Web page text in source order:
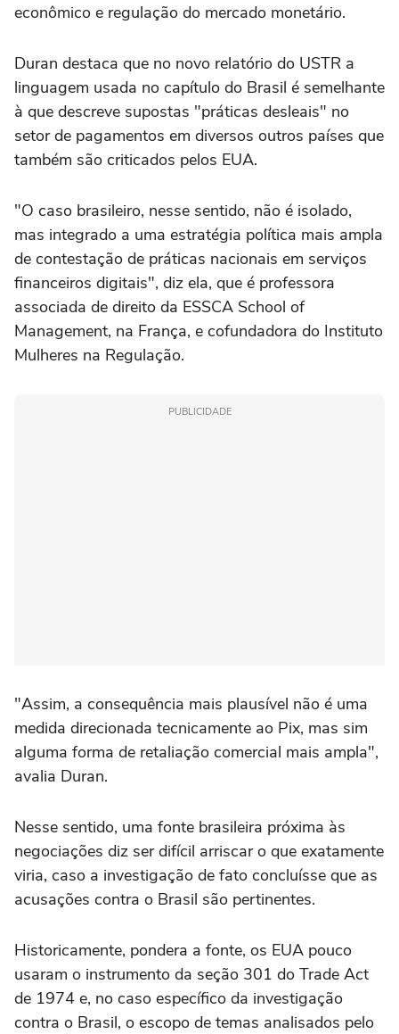
econômico e regulação do mercado monetário.
Duran destaca que no novo relatório do USTR a
linguagem usada no capítulo do Brasil é semelhante
à que descreve supostas "práticas desleais" no
setor de pagamentos em diversos outros países que
também são criticados pelos EUA.
"O caso brasileiro, nesse sentido, não é isolado,
mas integrado a uma estratégia política mais ampla
de contestação de práticas nacionais em serviços
financeiros digitais", diz ela, que é professora
associada de direito da ESSCA School of
Management, na França, e cofundadora do Instituto
Mulheres na Regulação.
PUBLICIDADE
"Assim, a consequência mais plausível não é uma
medida direcionada tecnicamente ao Pix, mas sim
alguma forma de retaliação comercial mais ampla",
avalia Duran.
Nesse sentido, uma fonte brasileira próxima às
negociações diz ser difícil arriscar o que exatamente
viria, caso a investigação de fato concluísse que as
acusações contra o Brasil são pertinentes.
Historicamente, pondera a fonte, os EUA pouco
usaram o instrumento da seção 301 do Trade Act
de 1974 e, no caso específico da investigação
contra o Brasil, o escopo de temas analisados pelo